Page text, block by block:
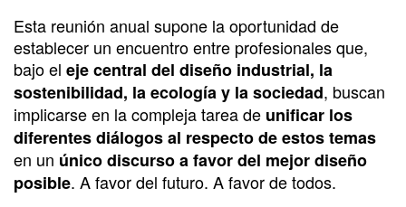
Esta reunión anual supone la oportunidad de
establecer un encuentro entre profesionales que,
bajo el eje central del diseño industrial, la
sostenibilidad, la ecología y la sociedad, buscan
implicarse en la compleja tarea de unificar los
diferentes diálogos al respecto de estos temas
en un único discurso a favor del mejor diseño
posible. A favor del futuro. A favor de todos.